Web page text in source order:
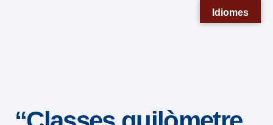
sistema
Idiomes